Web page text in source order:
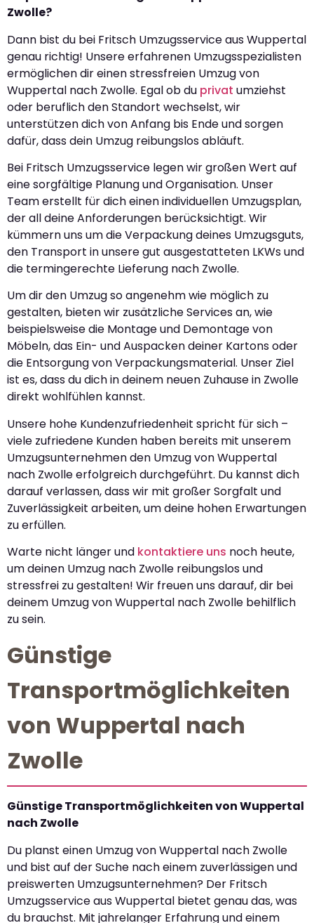
Zwolle?
Dann bist du bei Fritsch Umzugsservice aus Wuppertal
genau richtig! Unsere erfahrenen Umzugsspezialisten
ermöglichen dir einen stressfreien Umzug von
Wuppertal nach Zwolle. Egal ob du privat umziehst
oder beruflich den Standort wechselst, wir
unterstützen dich von Anfang bis Ende und sorgen
dafür, dass dein Umzug reibungslos abläuft.
Bei Fritsch Umzugsservice legen wir großen Wert auf
eine sorgfältige Planung und Organisation. Unser
Team erstellt für dich einen individuellen Umzugsplan,
der all deine Anforderungen berücksichtigt. Wir
kümmern uns um die Verpackung deines Umzugsguts,
den Transport in unsere gut ausgestatteten LKWs und
die termingerechte Lieferung nach Zwolle.
Um dir den Umzug so angenehm wie möglich zu
gestalten, bieten wir zusätzliche Services an, wie
beispielsweise die Montage und Demontage von
Möbeln, das Ein- und Auspacken deiner Kartons oder
die Entsorgung von Verpackungsmaterial. Unser Ziel
ist es, dass du dich in deinem neuen Zuhause in Zwolle
direkt wohlfühlen kannst.
Unsere hohe Kundenzufriedenheit spricht für sich –
viele zufriedene Kunden haben bereits mit unserem
Umzugsunternehmen den Umzug von Wuppertal
nach Zwolle erfolgreich durchgeführt. Du kannst dich
darauf verlassen, dass wir mit großer Sorgfalt und
Zuverlässigkeit arbeiten, um deine hohen Erwartungen
zu erfüllen.
Warte nicht länger und kontaktiere uns noch heute,
um deinen Umzug nach Zwolle reibungslos und
stressfrei zu gestalten! Wir freuen uns darauf, dir bei
deinem Umzug von Wuppertal nach Zwolle behilflich
zu sein.
Günstige
Transportmöglichkeiten
von Wuppertal nach
Zwolle
Günstige Transportmöglichkeiten von Wuppertal
nach Zwolle
Du planst einen Umzug von Wuppertal nach Zwolle
und bist auf der Suche nach einem zuverlässigen und
preiswerten Umzugsunternehmen? Der Fritsch
Umzugsservice aus Wuppertal bietet genau das, was
du brauchst. Mit jahrelanger Erfahrung und einem